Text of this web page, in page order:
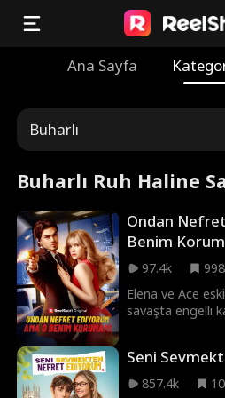
Ana Sayfa
Buharlı
Buharlı Ruh Haline
Ondan
Benim
97.4k
998
Elena ve Ace
savaşta engelli
şirketinin
korumaya
Seni
857.4k